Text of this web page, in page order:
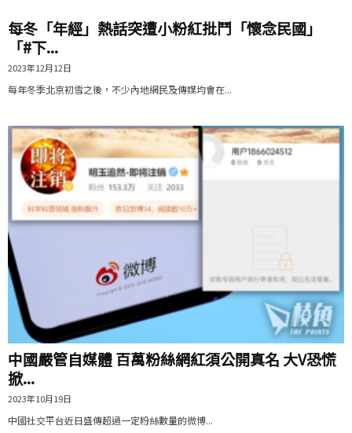
每冬「年經」熱話突遭小粉紅批鬥「懷念民國」
「#下...
2023年12月12日
每年冬季北京初雪之後，不少內地網民及傳媒均會在...
中國嚴管自媒體 百萬粉絲網紅須公開真名 大V恐慌
掀...
2023年10月19日
中國社交平台近日盛傳超過一定粉絲數量的微博...